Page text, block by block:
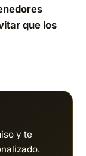
que los
y te